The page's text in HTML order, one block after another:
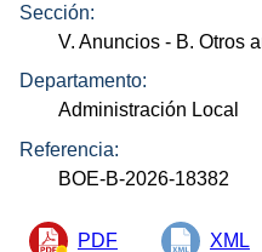
Sección:
V. Anuncios - B. Otros
Departamento:
Administración Local
Referencia:
BOE-B-2026-18382
PDF XML